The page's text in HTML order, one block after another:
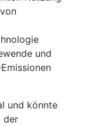
und
und könnte
der